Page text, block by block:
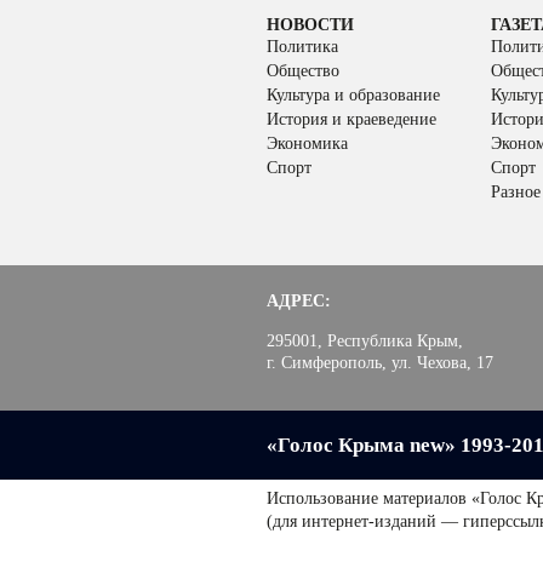
НОВОСТИ
Политика
Общество
Культура и образование
История и краеведение
Экономика
Спорт
Спорт
Разное
АДРЕС:
295001, Республика Крым,
г. Симферополь, ул. Чехова, 17
«Голос Крыма new» 1993-
Использование материалов «Голос
(для интернет-изданий —